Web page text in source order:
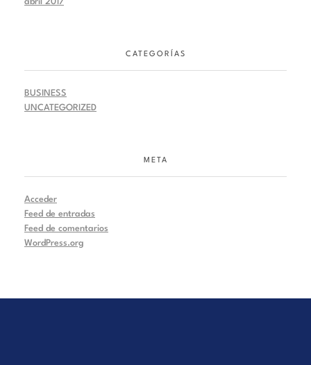
CATEGORÍAS
BUSINESS
UNCATEGORIZED
META
Acceder
Feed de entradas
Feed de comentarios
WordPress.org